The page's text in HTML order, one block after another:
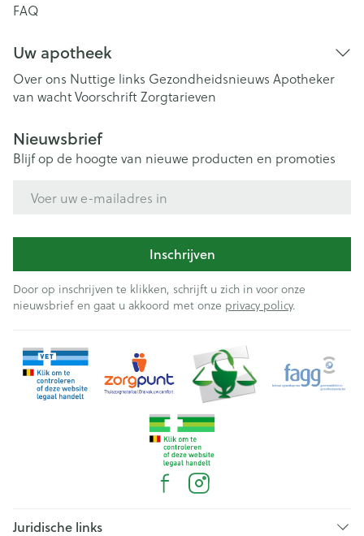
FAQ
Uw apotheek
Over ons Nuttige links Gezondheidsnieuws Apotheker
van wachtVoorschriftZorgtarieven
Nieuwsbrief
Blijf op de hoogte van nieuwe producten en promoties
Inschrijven
Door op inschrijven te klikken, schrijft u zich in voor onze
nieuwsbrief en gaat u akkoord met onze privacy policy.
Juridische links